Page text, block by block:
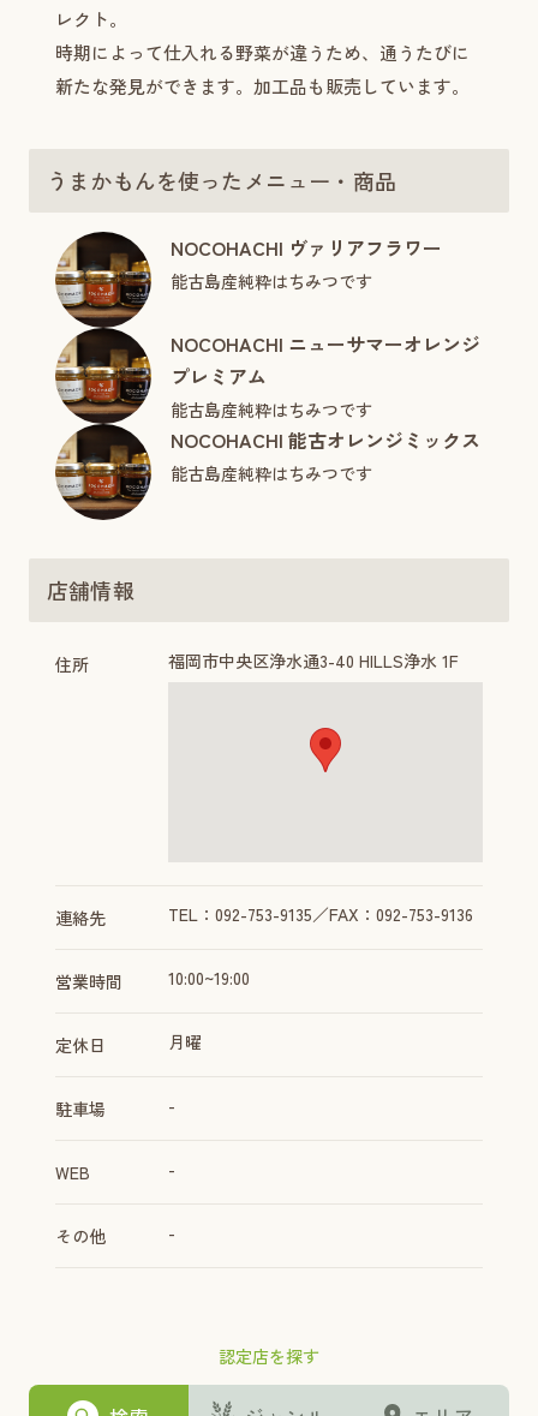
認定店を探す
レクト。
時期によって仕入れる野菜が違うため、通うたびに
新たな発見ができます。加工品も販売しています。
うまかもんを使ったメニュー・商品
NOCOHACHI ヴァリアフラワー
能古島産純粋はちみつです
NOCOHACHI ニューサマーオレンジ
プレミアム
能古島産純粋はちみつです
NOCOHACHI 能古オレンジミックス
能古島産純粋はちみつです
店舗情報
住所 福岡市中央区浄水通3-40 HILLS浄水 1F
連絡先 TEL：092-753-9135／FAX：092-753-9136
営業時間 10:00~19:00
定休日 月曜
駐車場 -
WEB -
その他 -